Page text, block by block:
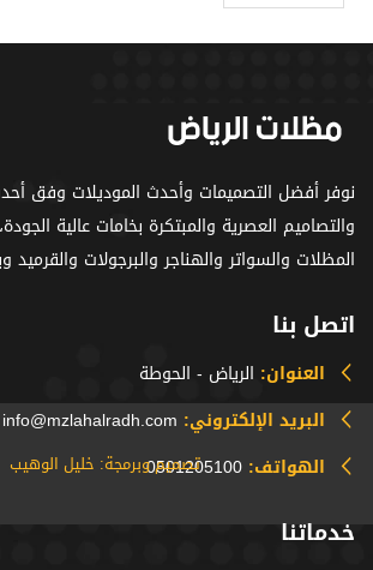
نوفر أفضل التصميمات وأحدث الموديلات وفق
والتصاميم العصرية والمبتكرة بخامات عالية
المظلات والسواتر والهناجر والبرجولات والقرميد
اتصل بنا
العنوان: الرياض - الحوطة
البريد الإلكتروني: info@mzlahalradh.com
الهواتف: 0501205100
خدماتنا
تصميم وبرمجة: خليل الوهيب